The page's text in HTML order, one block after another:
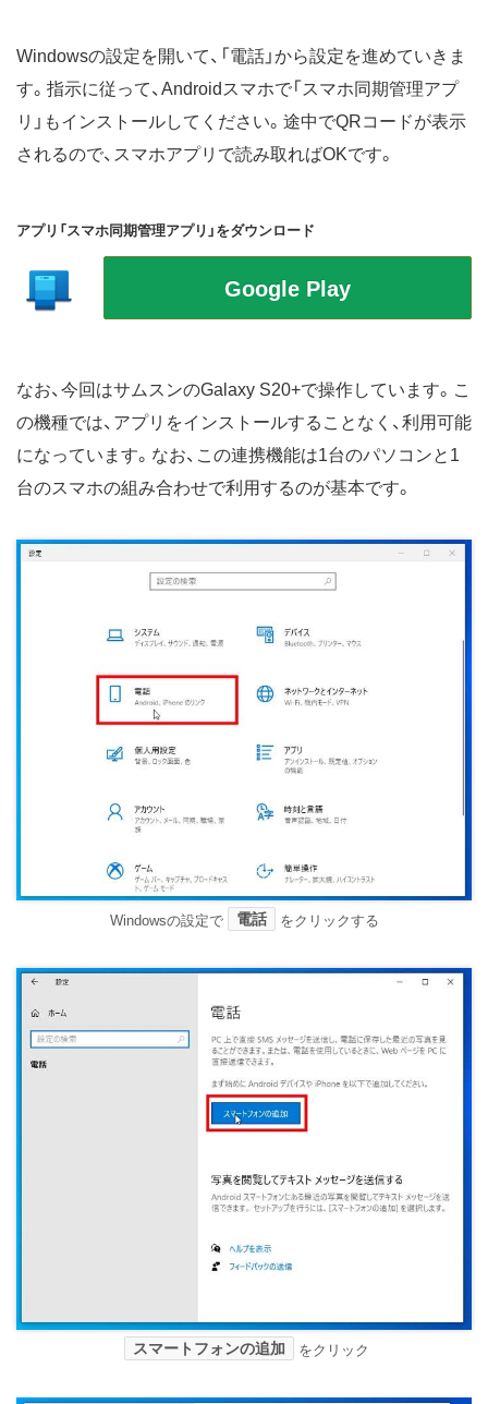
Windowsの設定を開いて、「電話」から設定を進めていきま
す。指示に従って、Androidスマホで「スマホ同期管理アプ
リ」もインストールしてください。途中でQRコードが表示
されるので、スマホアプリで読み取ればOKです。
アプリ「スマホ同期管理アプリ」をダウンロード
なお、今回はサムスンのGalaxy S20+で操作しています。こ
の機種では、アプリをインストールすることなく、利用可能
になっています。なお、この連携機能は1台のパソコンと1
台のスマホの組み合わせで利用するのが基本です。
Windowsの設定で 電話 をクリックする
スマートフォンの追加 をクリック